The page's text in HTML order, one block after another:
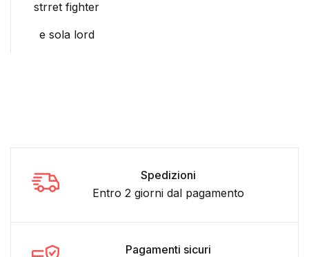
strret fighter
e sola lord
Spedizioni
Entro 2 giorni dal pagamento
Pagamenti sicuri